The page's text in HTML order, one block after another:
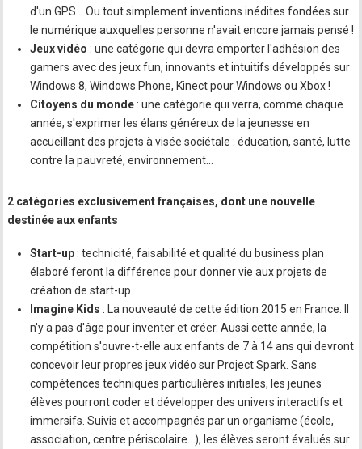
d'un GPS… Ou tout simplement inventions inédites fondées sur
le numérique auxquelles personne n'avait encore jamais pensé !
Jeux vidéo : une catégorie qui devra emporter l'adhésion des
gamers avec des jeux fun, innovants et intuitifs développés sur
Windows 8, Windows Phone, Kinect pour Windows ou Xbox !
Citoyens du monde : une catégorie qui verra, comme chaque
année, s'exprimer les élans généreux de la jeunesse en
accueillant des projets à visée sociétale : éducation, santé, lutte
contre la pauvreté, environnement...
2 catégories exclusivement françaises, dont une nouvelle
destinée aux enfants
Start-up : technicité, faisabilité et qualité du business plan
élaboré feront la différence pour donner vie aux projets de
création de start-up.
Imagine Kids : La nouveauté de cette édition 2015 en France. Il
n'y a pas d'âge pour inventer et créer. Aussi cette année, la
compétition s'ouvre-t-elle aux enfants de 7 à 14 ans qui devront
concevoir leur propres jeux vidéo sur Project Spark. Sans
compétences techniques particulières initiales, les jeunes
élèves pourront coder et développer des univers interactifs et
immersifs. Suivis et accompagnés par un organisme (école,
association, centre périscolaire...), les élèves seront évalués sur